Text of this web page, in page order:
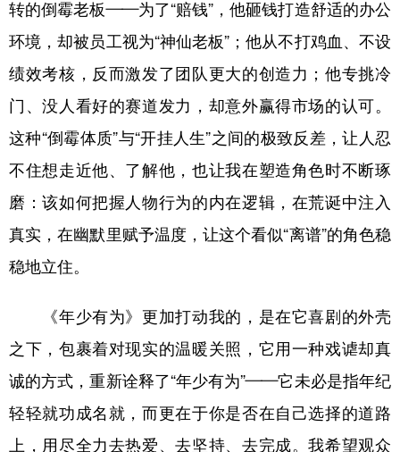
English Español Français عربى
转的倒霉老板——为了“赔钱”，他砸钱打造舒适的办公
环境，却被员工视为“神仙老板”；他从不打鸡血、不设
绩效考核，反而激发了团队更大的创造力；他专挑冷
门、没人看好的赛道发力，却意外赢得市场的认可。
这种“倒霉体质”与“开挂人生”之间的极致反差，让人忍
不住想走近他、了解他，也让我在塑造角色时不断琢
磨：该如何把握人物行为的内在逻辑，在荒诞中注入
真实，在幽默里赋予温度，让这个看似“离谱”的角色稳
稳地立住。
《年少有为》更加打动我的，是在它喜剧的外壳
之下，包裹着对现实的温暖关照，它用一种戏谑却真
诚的方式，重新诠释了“年少有为”——它未必是指年纪
轻轻就功成名就，而更在于你是否在自己选择的道路
上，用尽全力去热爱、去坚持、去完成。我希望观众